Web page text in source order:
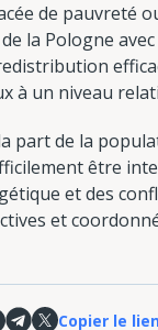
de pauvreté
de la Pologne
à un niveau
part de la
être
et des
et
Copier le